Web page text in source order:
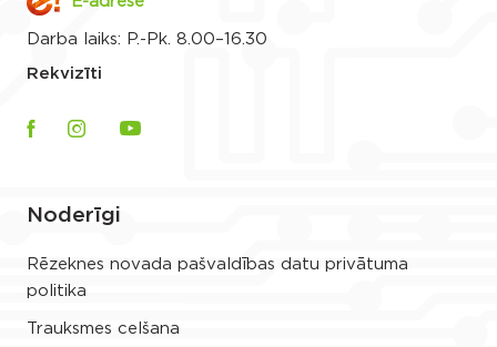
Darba laiks: P.-Pk. 8.00–16.30
Rekvizīti
Noderīgi
Rēzeknes novada pašvaldības datu privātuma
politika
Trauksmes celšana